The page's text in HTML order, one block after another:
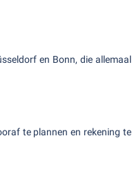
en Bonn, die allemaal
te plannen en rekening te